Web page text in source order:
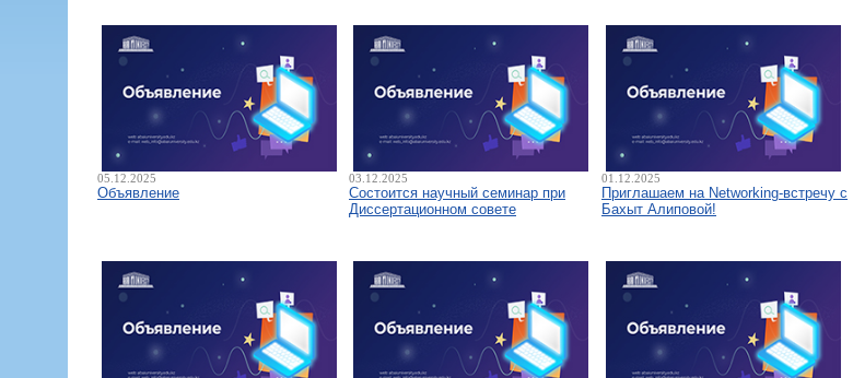
05.12.2025
Объявление
03.12.2025
Состоится научный семинар при
Диссертационном совете
01.12.2025
Приглашаем на Networking-встречу с
Бахыт Алиповой!